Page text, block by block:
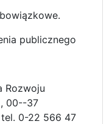
publicznego
Rozwoju
00--37
0-22 566 47